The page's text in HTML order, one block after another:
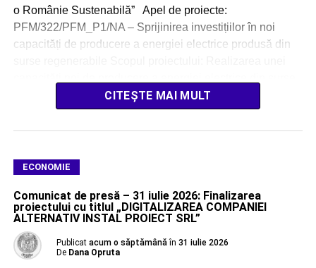
o Românie Sustenabilă” Apel de proiecte:
PFM/322/PFM_P1/NA – Sprijinirea investițiilor în noi
capacități de producere a energiei electrice produsă din
regenerabile solare, cu o […]CITEȘTE MAI MULT
ECONOMIE
Comunicat de presă – 31 iulie 2026: Finalizarea
proiectului cu titlul „DIGITALIZAREA COMPANIEI
ALTERNATIV INSTAL PROIECT SRL”
Publicat acum o săptămână în 31 iulie 2026
De Dana Opruta